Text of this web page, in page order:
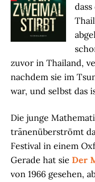
zuvor in Thailand,
nachdem sie im
war, und selbst das
Die junge
tränenüberströmt
Festival in einem
Gerade hat sie Der
von 1966 gesehen,